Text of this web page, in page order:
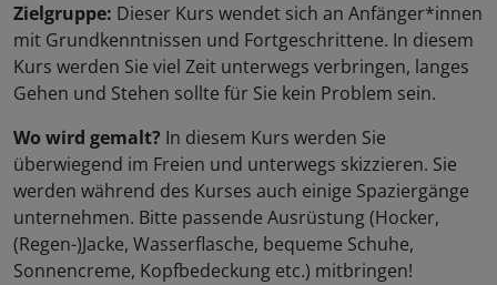
Zielgruppe: Dieser Kurs wendet sich an Anfänger*innen
mit Grundkenntnissen und Fortgeschrittene. In diesem
Kurs werden Sie viel Zeit unterwegs verbringen, langes
Gehen und Stehen sollte für Sie kein Problem sein.
Wo wird gemalt? In diesem Kurs werden Sie
überwiegend im Freien und unterwegs skizzieren. Sie
werden während des Kurses auch einige Spaziergänge
unternehmen. Bitte passende Ausrüstung (Hocker,
(Regen-)Jacke, Wasserflasche, bequeme Schuhe,
Sonnencreme, Kopfbedeckung etc.) mitbringen!